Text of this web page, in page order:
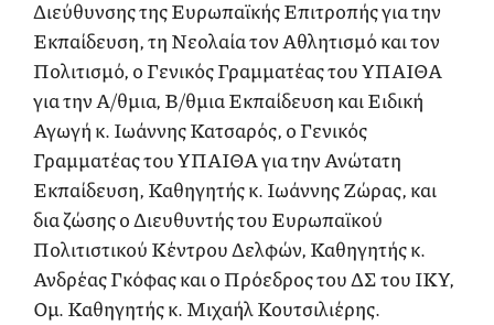
Διεύθυνσης της Ευρωπαϊκής Επιτροπής για την
Εκπαίδευση, τη Νεολαία τον Αθλητισμό και τον
Πολιτισμό, ο Γενικός Γραμματέας του ΥΠΑΙΘΑ
για την Α/θμια, Β/θμια Εκπαίδευση και Ειδική
Αγωγή κ. Ιωάννης Κατσαρός, ο Γενικός
Γραμματέας του ΥΠΑΙΘΑ για την Ανώτατη
Εκπαίδευση, Καθηγητής κ. Ιωάννης Ζώρας, και
δια ζώσης ο Διευθυντής του Ευρωπαϊκού
Πολιτιστικού Κέντρου Δελφών, Καθηγητής κ.
Ανδρέας Γκόφας και ο Πρόεδρος του ΔΣ του ΙΚΥ,
Ομ. Καθηγητής κ. Μιχαήλ Κουτσιλιέρης.